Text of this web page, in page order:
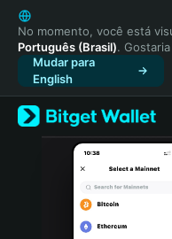
English
日本語
Tiếng Việt
Русский
Español (Latinoamérica)
Türkçe
Italiano
No momento, você está
Português (Brasil).
Mudar para
English